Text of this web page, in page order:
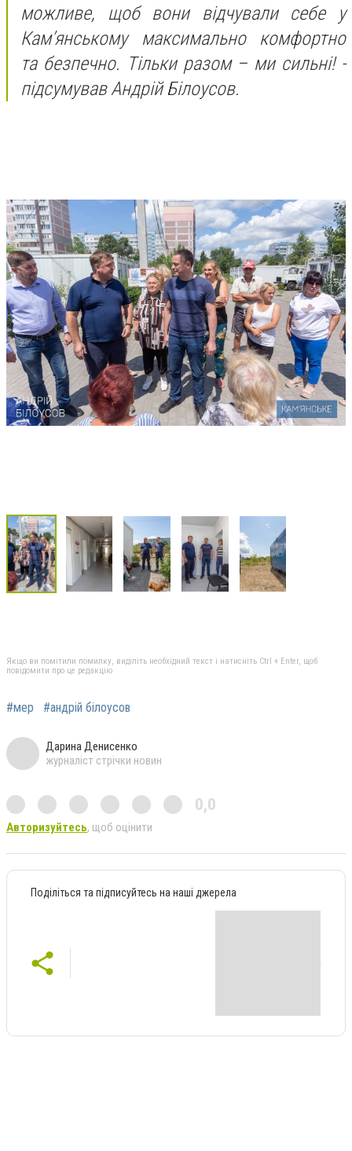
можливе, щоб вони відчували себе у
Кам’янському максимально комфортно
та безпечно. Тільки разом – ми сильні! -
підсумував Андрій Білоусов.
Якщо ви помітили помилку, виділіть необхідний текст і натисніть Ctrl + Enter, щоб
повідомити про це редакцію
#мер #андрій білоусов
Дарина Денисенко
журналіст стрічки новин
0,0
Авторизуйтесь, щоб оцінити
Поділіться та підписуйтесь на наші джерела